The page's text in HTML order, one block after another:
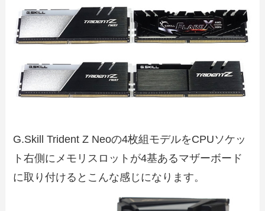
G.Skill Trident Z Neoの4枚組モデルをCPUソケッ
ト右側にメモリスロットが4基あるマザーボード
に取り付けるとこんな感じになります。